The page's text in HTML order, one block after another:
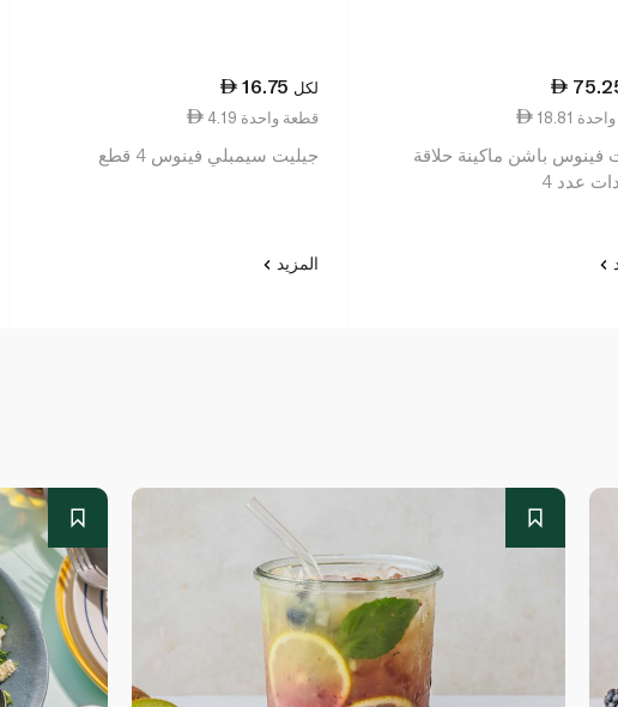
واحدة
فينوس باشن ماكينة حلاقة
عدد 4
16.75 لكل
4.19 قطعة واحدة
جيليت سيمبلي فينوس 4 قطع
المزيد